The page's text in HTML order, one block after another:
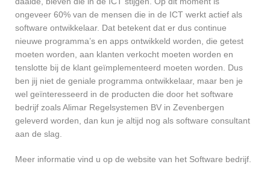
ongeveer 60% van de mensen die in de ICT werkt actief als
software ontwikkelaar. Dat betekent dat er dus continue
nieuwe programma’s en apps ontwikkeld worden, die getest
moeten worden, aan klanten verkocht moeten worden en
tenslotte bij de klant geïmplementeerd moeten worden. Dus
ben jij niet de geniale programma ontwikkelaar, maar ben je
wel geïnteresseerd in de producten die door het software
bedrijf zoals Alimar Regelsystemen BV in Zevenbergen
geleverd worden, dan kun je altijd nog als software consultant
aan de slag.
Meer informatie vind u op de website van het Software bedrijf.